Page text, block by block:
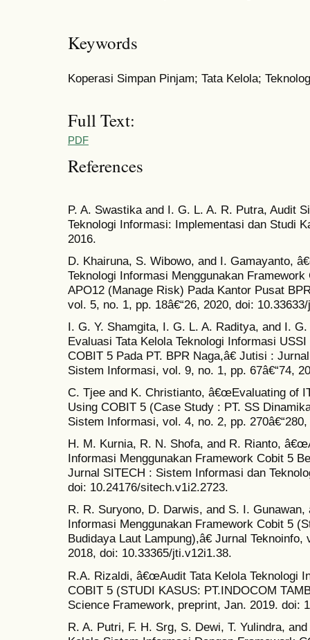
Keywords
Koperasi Simpan Pinjam; Tata Kelola;
Full Text:
PDF
References
P. A. Swastika and I. G. L. A. R. Putra, Audit
Teknologi Informasi: Implementasi dan Studi
2016.
D. Khairuna, S. Wibowo, and I. Gamayanto,
Teknologi Informasi Menggunakan
APO12 (Manage Risk) Pada Kantor Pusat
vol. 5, no. 1, pp. 18â€“26, 2020, doi:
I. G. Y. Shamgita, I. G. L. A. Raditya, and I.
Evaluasi Tata Kelola Teknologi Informasi
COBIT 5 Pada PT. BPR Naga,â€ Jutisi :
Sistem Informasi, vol. 9, no. 1, pp. 67â€“74,
C. Tjee and K. Christianto, â€œEvaluating of
Using COBIT 5 (Case Study : PT. SS
Sistem Informasi, vol. 4, no. 2, pp.
H. M. Kurnia, R. N. Shofa, and R. Rianto,
Informasi Menggunakan Framework Cobit 5
Jurnal SITECH : Sistem Informasi dan
doi: 10.24176/sitech.v1i2.2723.
R. R. Suryono, D. Darwis, and S. I.
Informasi Menggunakan Framework Cobit 5
Budidaya Laut Lampung),â€ Jurnal Teknoinfo,
2018, doi: 10.33365/jti.v12i1.38.
R.A. Rizaldi, â€œAudit Tata Kelola Teknologi
COBIT 5 (STUDI KASUS: PT.INDOCOM
Science Framework, preprint, Jan. 2019. doi:
R. A. Putri, F. H. Srg, S. Dewi, T. Yulindra,